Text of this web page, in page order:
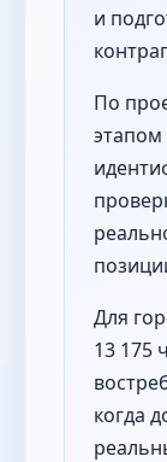
и
По
этапом
Для
13 175
когда